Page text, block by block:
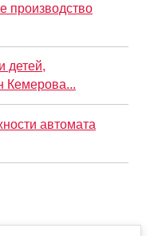
производство
детей,
Кемерова...
автомата